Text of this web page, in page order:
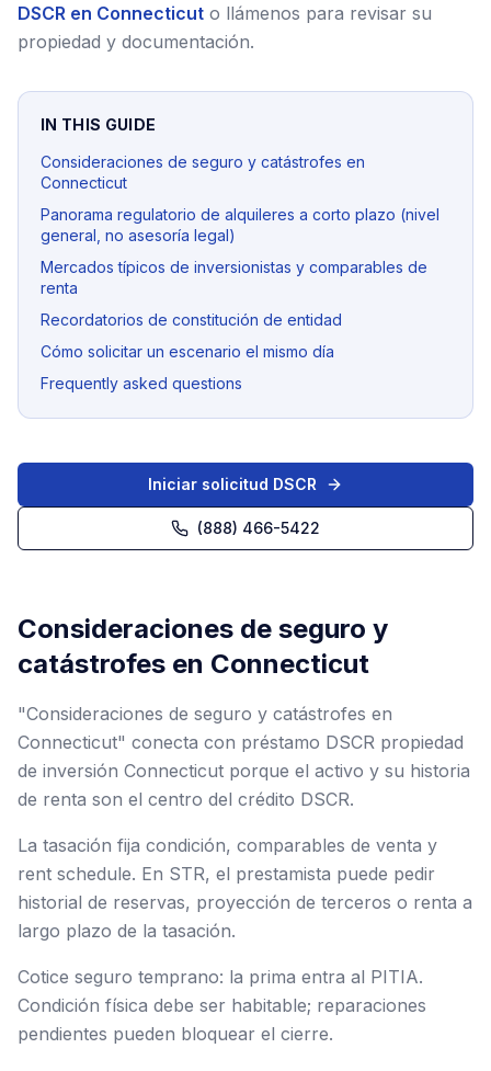
DSCR en Connecticut o llámenos para revisar su
propiedad y documentación.
IN THIS GUIDE
Consideraciones de seguro y catástrofes en
Connecticut
Panorama regulatorio de alquileres a corto plazo (nivel
general, no asesoría legal)
Mercados típicos de inversionistas y comparables de
renta
Recordatorios de constitución de entidad
Cómo solicitar un escenario el mismo día
Frequently asked questions
Iniciar solicitud DSCR
(888) 466-5422
Consideraciones de seguro y
catástrofes en Connecticut
"Consideraciones de seguro y catástrofes en
Connecticut" conecta con préstamo DSCR propiedad
de inversión Connecticut porque el activo y su historia
de renta son el centro del crédito DSCR.
La tasación fija condición, comparables de venta y
rent schedule. En STR, el prestamista puede pedir
historial de reservas, proyección de terceros o renta a
largo plazo de la tasación.
Cotice seguro temprano: la prima entra al PITIA.
Condición física debe ser habitable; reparaciones
pendientes pueden bloquear el cierre.